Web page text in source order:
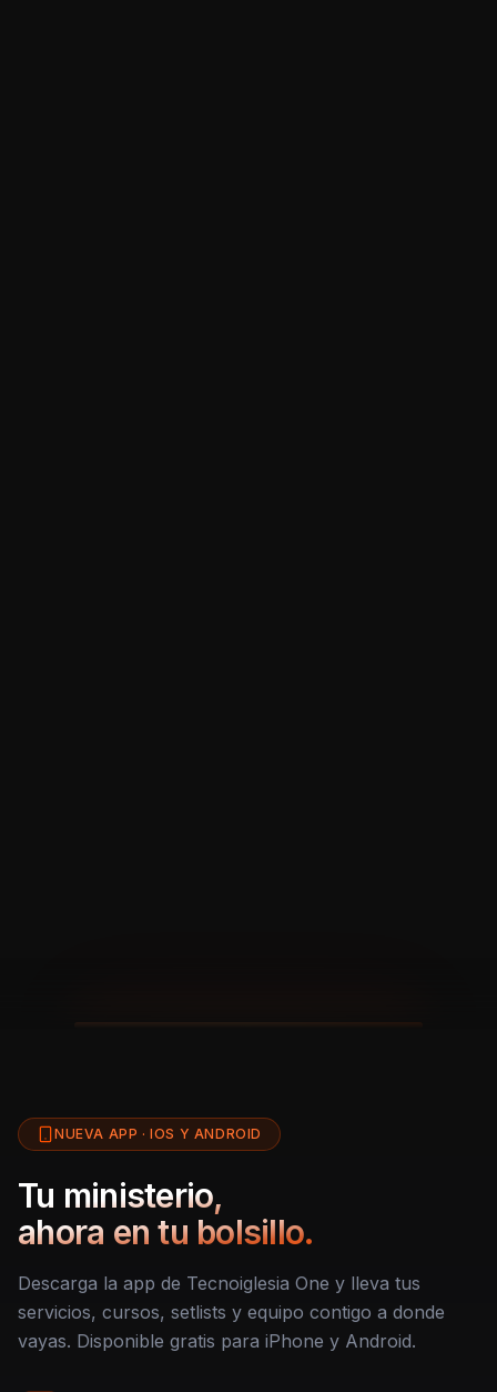
NUEVA APP · IOS Y ANDROID
Tu ministerio,
ahora en tu bolsillo.
Descarga la app de Tecnoiglesia One y lleva tus
servicios, cursos, setlists y equipo contigo a donde
vayas. Disponible gratis para iPhone y Android.